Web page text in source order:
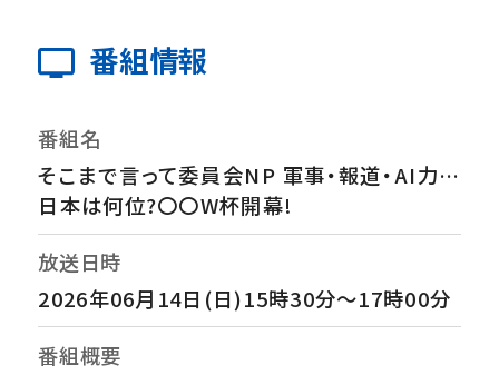
番組情報
番組名
そこまで言って委員会NP 軍事・報道・AI力…
日本は何位?〇〇W杯開幕!
放送日時
2026年06月14日(日)15時30分～17時00分
番組概要